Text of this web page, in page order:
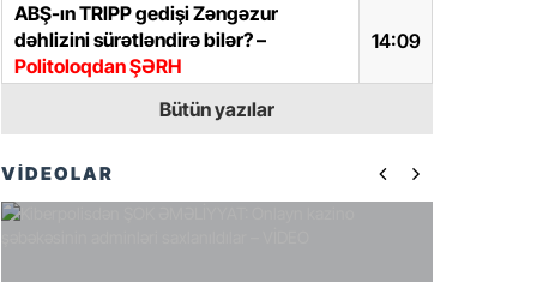
14:09
ABŞ-ın TRIPP gedişi Zəngəzur
dəhlizini sürətləndirə bilər? –
Politoloqdan ŞƏRH
Prezidentdən Abel Məhərrəmovun
İlham Əliyevdən iki diplomatla bağlı
SƏRƏNCAMLAR
Bütün yazılar
VİDEOLAR